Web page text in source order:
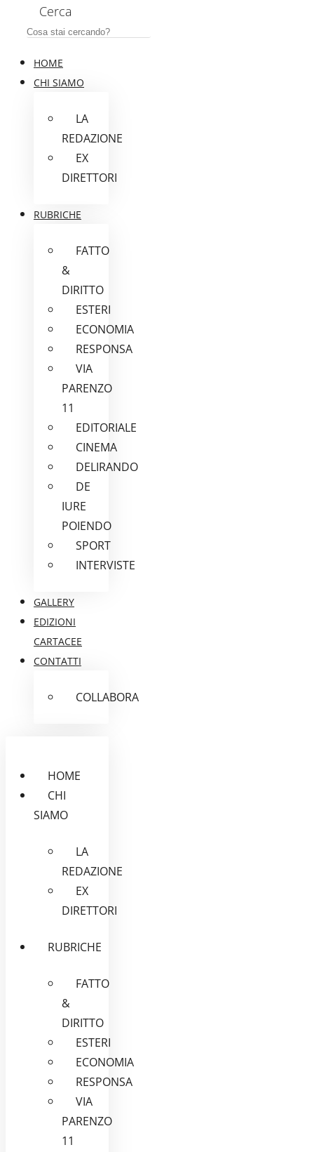
Cerca
HOME
CHI SIAMO
LA
REDAZIONE
EX
DIRETTORI
RUBRICHE
FATTO
&
DIRITTO
ESTERI
ECONOMIA
RESPONSA
VIA
PARENZO
11
EDITORIALE
CINEMA
DELIRANDO
DE
IURE
POIENDO
SPORT
INTERVISTE
GALLERY
EDIZIONI
CARTACEE
CONTATTI
COLLABORA
HOME
CHI
SIAMO
LA
REDAZIONE
EX
DIRETTORI
RUBRICHE
FATTO
&
DIRITTO
ESTERI
ECONOMIA
RESPONSA
VIA
PARENZO
11